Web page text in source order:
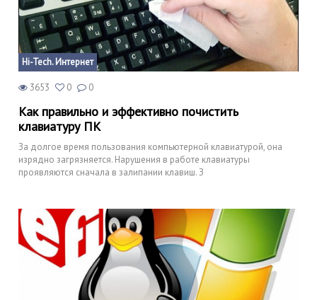
Hi-Tech. Интернет
3653 0 0
Как правильно и эффективно почистить
клавиатуру ПК
За долгое время пользования компьютерной клавиатурой, она
изрядно загрязняется. Нарушения в работе клавиатуры
проявляются сначала в залипании клавиш. З